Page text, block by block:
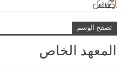
تصفح الوسم
المعهد الخاص